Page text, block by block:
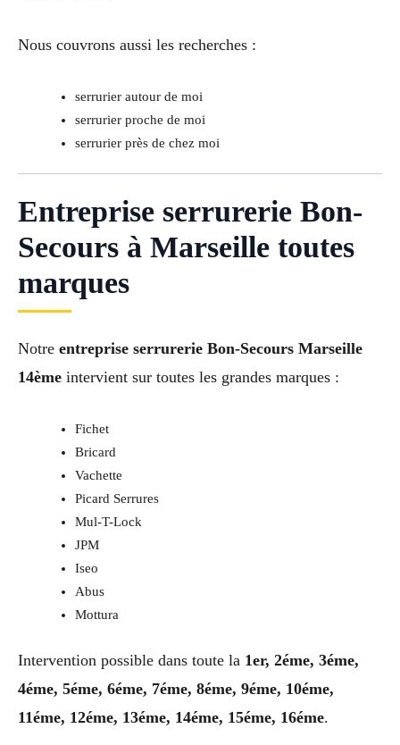
Nous couvrons aussi les recherches :
serrurier autour de moi
serrurier proche de moi
serrurier près de chez moi
Entreprise serrurerie Bon-
Secours à Marseille toutes
marques
Notre entreprise serrurerie Bon-Secours Marseille
14ème intervient sur toutes les grandes marques :
Fichet
Bricard
Vachette
Picard Serrures
Mul-T-Lock
JPM
Iseo
Abus
Mottura
Intervention possible dans toute la 1er, 2éme, 3éme,
4éme, 5éme, 6éme, 7éme, 8éme, 9éme, 10éme,
11éme, 12éme, 13éme, 14éme, 15éme, 16éme.